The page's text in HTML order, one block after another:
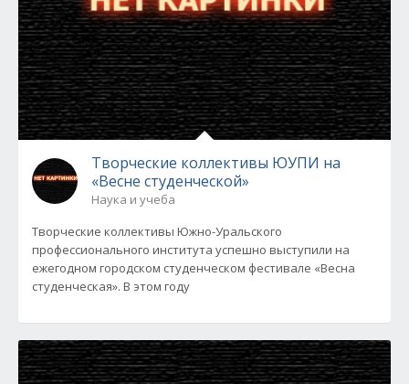
Творческие коллективы ЮУПИ на
«Весне студенческой»
Наука и учеба
Творческие коллективы Южно-Уральского
профессионального института успешно выступили на
ежегодном городском студенческом фестивале «Весна
студенческая». В этом году